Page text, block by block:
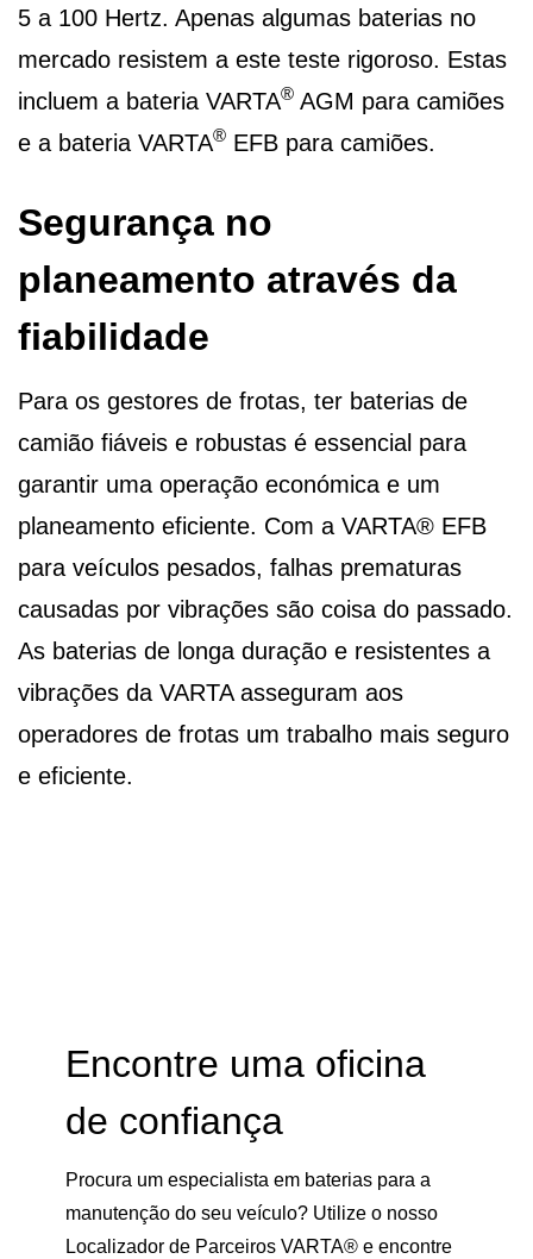
5 a 100 Hertz. Apenas algumas baterias no
mercado resistem a este teste rigoroso. Estas
incluem a bateria VARTA® AGM para camiões
e a bateria VARTA® EFB para camiões.
Segurança no
planeamento através da
fiabilidade
Para os gestores de frotas, ter baterias de
camião fiáveis e robustas é essencial para
garantir uma operação económica e um
planeamento eficiente. Com a VARTA® EFB
para veículos pesados, falhas prematuras
causadas por vibrações são coisa do passado.
As baterias de longa duração e resistentes a
vibrações da VARTA asseguram aos
operadores de frotas um trabalho mais seguro
e eficiente.
Encontre uma oficina
de confiança
Procura um especialista em baterias para a
manutenção do seu veículo? Utilize o nosso
Localizador de Parceiros VARTA® e encontre